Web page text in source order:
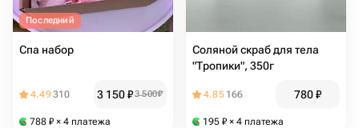
Последний
Спа набор
4.49310 3 150₽3 500₽
788 ₽ × 4 платежа
Соляной скраб для тела
"Тропики", 350г
4.85 166 780₽
195 ₽ × 4 платежа